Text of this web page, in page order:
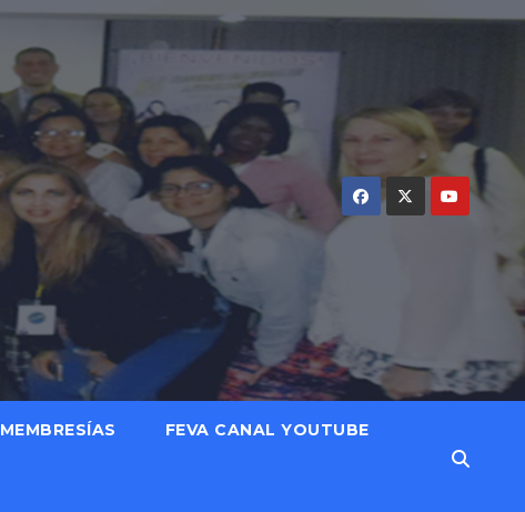
MEMBRESÍAS FEVA CANAL YOUTUBE